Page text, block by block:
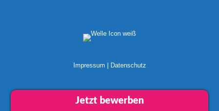
Jetzt bewerben
Impressum Datenschutz